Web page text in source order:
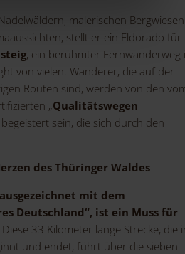
malerischen Bergwiesen
stellt er ein Eldorado für
, ein berühmter Fernwanderweg
von vielen. Wanderer, die auf der
Routen sind, werden von den
„Qualitätswegen
begeistert sein, die sich durch den
des Thüringer Waldes
mit dem
Deutschland“, ist ein Muss für
33 Kilometer lange Strecke, die
und endet, führt über die sieben